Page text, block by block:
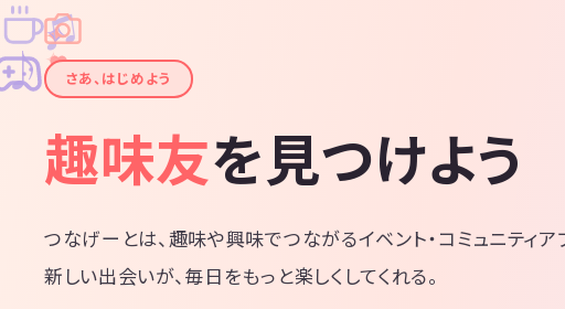
✦
✦
✧
✧
♪
♫
さあ、はじめよう
趣味友を見つけよう
つなげーとは、趣味や興味でつながるイベント・コミュニティア
新しい出会いが、毎日をもっと楽しくしてくれる。